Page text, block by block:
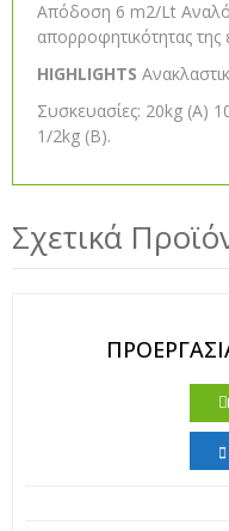
Απόδοση 6 m2/Lt
απορροφητικότητας της
HIGHLIGHTS
Συσκευασίες: 20kg (A)
1/2kg (B).
Σχετικά